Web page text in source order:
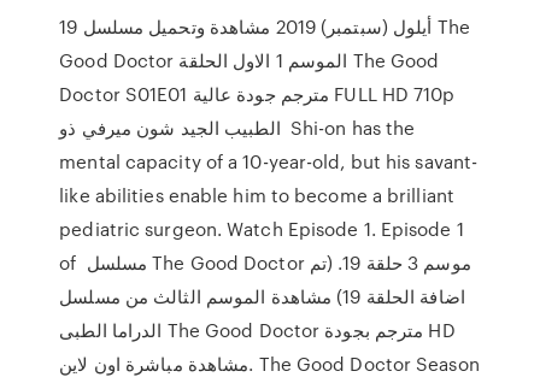
19 أيلول (سبتمبر) 2019 مشاهدة وتحميل مسلسل The
Good Doctor الموسم 1 الاول الحلقة The Good
Doctor S01E01 مترجم جودة عالية FULL HD 710p
الطبيب الجيد شون ميرفي ذو Shi-on has the
mental capacity of a 10-year-old, but his savant-
like abilities enable him to become a brilliant
pediatric surgeon. Watch Episode 1. Episode 1
of مسلسل The Good Doctor موسم 3 حلقة 19. (تم
اضافة الحلقة 19) مشاهدة الموسم الثالث من مسلسل
الدراما الطبى The Good Doctor مترجم بجودة HD
مشاهدة مباشرة اون لاين. The Good Doctor Season